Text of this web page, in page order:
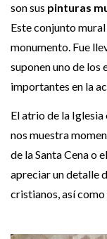
son sus pinturas
Este conjunto
monumento. Fue
suponen uno de los
importantes en la
El atrio de la
nos muestra
de la Santa Cena o
apreciar un detalle
cristianos, así